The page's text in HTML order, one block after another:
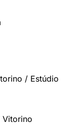
/ Estúdio
Vitorino